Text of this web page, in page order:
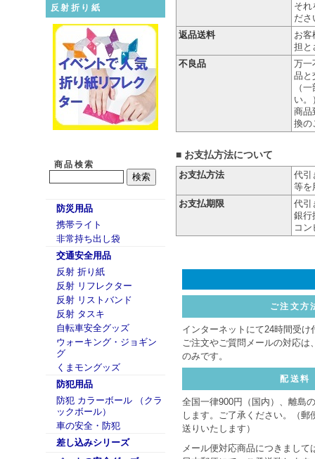
反射折り紙
商品検索
防災用品
携帯ライト
非常持ち出し袋
交通安全用品
反射 折り紙
反射 リフレクター
反射 リストバンド
反射 タスキ
自転車安全グッズ
ウォーキング・ジョギン
グ
くまモングッズ
防犯用品
防犯 カラーボール （クラ
ックボール）
車の安全・防犯
差し込みシリーズ
それ
ださ
返品送料
お客
担と
不良品
万一
品と
（
い。
商品
換の
■ お支払方法について
お支払方法
代引
等を
お支払期限
代引
銀行
コ
ご注文方
インターネットにて24時間受け
ご注文やご質問メールの対応は
のみです。
配送料
全国一律900円（国内）、離島
します。ご了承ください。（郵
送りいたします）
メール便対応商品につきまして